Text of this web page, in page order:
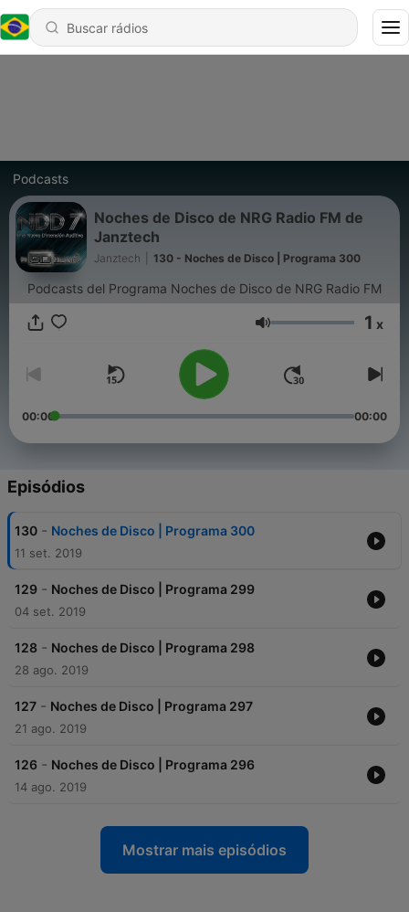
Podcasts
Noches de Disco de NRG Radio FM de
Janztech
Janztech 130 - Noches de Disco | Programa 300
Podcasts del Programa Noches de Disco de NRG Radio FM
Volume 1 x
00:00 00:00
Episódios
130 - Noches de Disco | Programa 300
11 set. 2019
129 - Noches de Disco | Programa 299
04 set. 2019
128 - Noches de Disco | Programa 298
28 ago. 2019
127 - Noches de Disco | Programa 297
21 ago. 2019
126 - Noches de Disco | Programa 296
14 ago. 2019
Mostrar mais episódios